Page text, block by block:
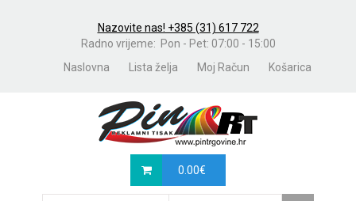
Nazovite nas! +385 (31) 617 722
Radno vrijeme: Pon - Pet: 07:00 - 15:00
Naslovna
Lista želja Moj Račun Košarica
0.00€